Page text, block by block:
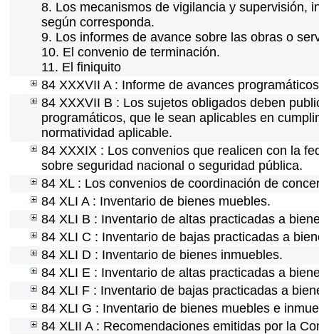
8. Los mecanismos de vigilancia y supervisión,
según corresponda.
9. Los informes de avance sobre las obras o
10. El convenio de terminación.
11. El finiquito
84 XXXVII A : Informe de avances
84 XXXVII B : Los sujetos obligados deben
programáticos, que le sean aplicables en
normatividad aplicable.
84 XXXIX : Los convenios que realicen con la
sobre seguridad nacional o seguridad pública.
84 XL : Los convenios de coordinación de
84 XLI A : Inventario de bienes muebles.
84 XLI B : Inventario de altas practicadas a
84 XLI C : Inventario de bajas practicadas a
84 XLI D : Inventario de bienes inmuebles.
84 XLI E : Inventario de altas practicadas a
84 XLI F : Inventario de bajas practicadas a
84 XLI G : Inventario de bienes muebles e
84 XLII A : Recomendaciones emitidas por la